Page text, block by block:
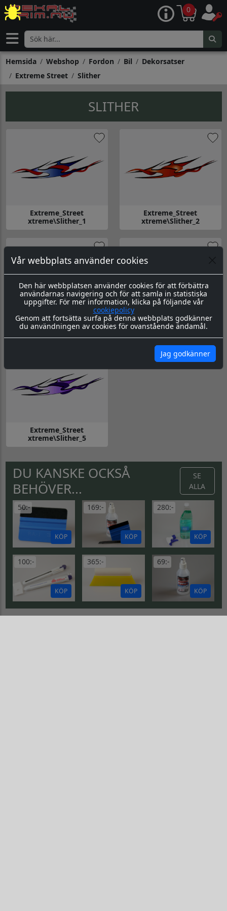
Vår webbplats använder cookies
Den här webbplatsen använder cookies för att förbättra
användarnas navigering och för att samla in statistiska
uppgifter. För mer information, klicka på följande vår
cookiepolicy
Genom att fortsätta surfa på denna webbplats godkänner
du användningen av cookies för ovanstående ändamål.
Jag godkänner
0
Hemsida Webshop Fordon Bil
Dekorsatser
Extreme Street
Slither
SLITHER
Extreme_Street
xtreme\Slither_1
Extreme_Street
xtreme\Slither_2
Extreme_Street
xtreme\Slither_3
Extreme_Street
xtreme\Slither_4
Extreme_Street
xtreme\Slither_5
DU KANSKE OCKSÅ
BEHÖVER...
SE
ALLA
50:-
KÖP
169:-
KÖP
280:-
KÖP
100:-
KÖP
365:-
KÖP
69:-
KÖP